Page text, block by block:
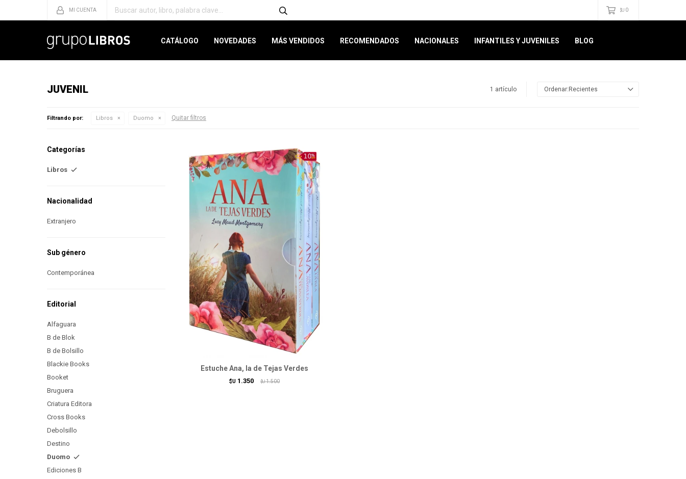
CATÁLOGO NOVEDADES MÁS VENDIDOS RECOMENDADOS NACIONALES INFANTILES Y JUVENILES BLOG
$U 0
JUVENIL 1 artículo Recientes
Filtrando por: Libros Duomo Quitar filtros
Estuche Ana, la de Tejas Verdes
$U 1.350 $U 1.500
Categorías
Libros
Nacionalidad
Extranjero
Sub género
Contemporánea
Editorial
Alfaguara
B de Blok
B de Bolsillo
Blackie Books
Booket
Bruguera
Criatura Editora
Cross Books
Debolsillo
Destino
Duomo
Ediciones B